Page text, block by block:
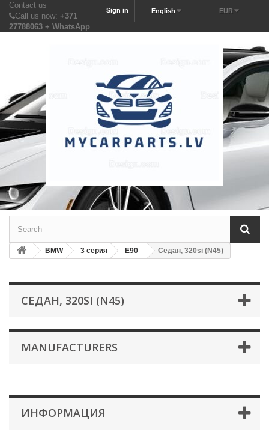
EUR
English
Sign in
Contact us
Call us now: +371
27788063 + WhatsApp
BMW 3 серия E90 Седан, 320si (N45)
СЕДАН, 320SI (N45)
MANUFACTURERS
ИНФОРМАЦИЯ